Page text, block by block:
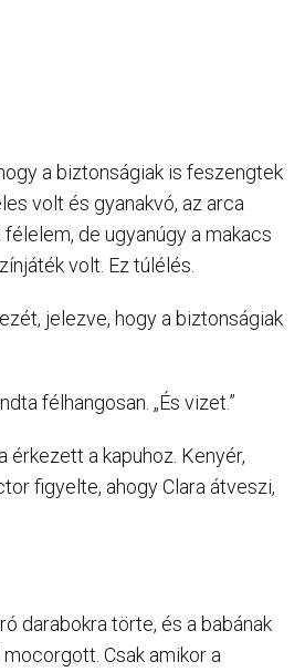
a biztonságiak is feszengtek
volt és gyanakvó, az arca
de ugyanúgy a makacs
volt. Ez túlélés.
jelezve, hogy a biztonságiak
félhangosan. „És vizet.”
érkezett a kapuhoz. Kenyér,
figyelte, ahogy Clara átveszi,
darabokra törte, és a babának
Csak amikor a